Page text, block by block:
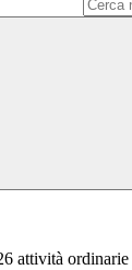
attività ordinarie